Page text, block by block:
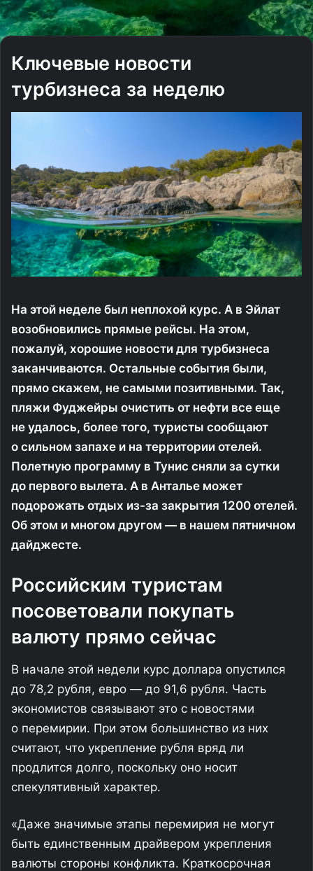
Ключевые новости
турбизнеса за неделю
На этой неделе был неплохой курс. А в Эйлат
возобновились прямые рейсы. На этом,
пожалуй, хорошие новости для турбизнеса
заканчиваются. Остальные события были,
прямо скажем, не самыми позитивными. Так,
пляжи Фуджейры очистить от нефти все еще
не удалось, более того, туристы сообщают
о сильном запахе и на территории отелей.
Полетную программу в Тунис сняли за сутки
до первого вылета. А в Анталье может
подорожать отдых из-за закрытия 1200 отелей.
Об этом и многом другом — в нашем пятничном
дайджесте.
Российским туристам
посоветовали покупать
валюту прямо сейчас
В начале этой недели курс доллара опустился
до 78,2 рубля, евро — до 91,6 рубля. Часть
экономистов связывают это с новостями
о перемирии. При этом большинство из них
считают, что укрепление рубля вряд ли
продлится долго, поскольку оно носит
спекулятивный характер.
«Даже значимые этапы перемирия не могут
быть единственным драйвером укрепления
валюты стороны конфликта. Краткосрочная